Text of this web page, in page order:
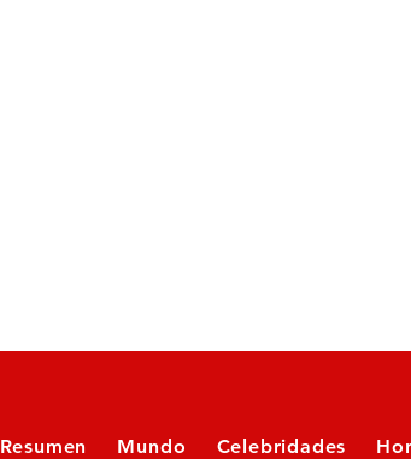
Resumen Mundo Celebridades